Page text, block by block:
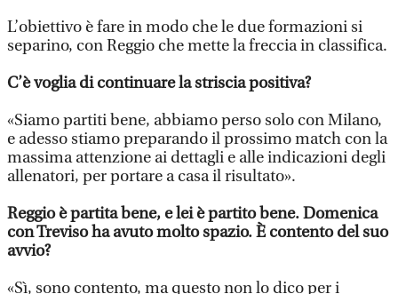
L’obiettivo è fare in modo che le due formazioni si
separino, con Reggio che mette la freccia in classifica.
C’è voglia di continuare la striscia positiva?
«Siamo partiti bene, abbiamo perso solo con Milano,
e adesso stiamo preparando il prossimo match con la
massima attenzione ai dettagli e alle indicazioni degli
allenatori, per portare a casa il risultato».
Reggio è partita bene, e lei è partito bene. Domenica
con Treviso ha avuto molto spazio. È contento del suo
avvio?
«Sì, sono contento, ma questo non lo dico per i